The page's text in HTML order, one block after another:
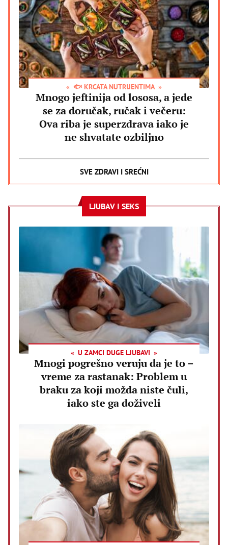
🐟 KRCATA NUTRIJENTIMA
Mnogo jeftinija od lososa, a jede
se za doručak, ručak i večeru:
Ova riba je superzdrava iako je
ne shvatate ozbiljno
SVE ZDRAVI I SREĆNI
LJUBAV I SEKS
U ZAMCI DUGE LJUBAVI
Mnogi pogrešno veruju da je to –
vreme za rastanak: Problem u
braku za koji možda niste čuli,
iako ste ga doživeli